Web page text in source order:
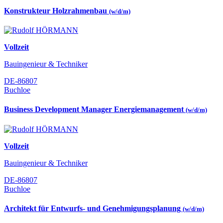
Konstrukteur Holzrahmenbau (w/d/m)
Vollzeit
Bauingenieur & Techniker
DE-86807
Buchloe
Business Development Manager Energiemanagement (w/d/m)
Vollzeit
Bauingenieur & Techniker
DE-86807
Buchloe
Architekt für Entwurfs- und Genehmigungsplanung (w/d/m)